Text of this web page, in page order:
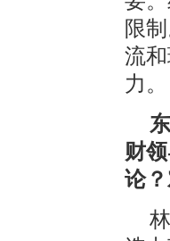
限
流
力。
财
论